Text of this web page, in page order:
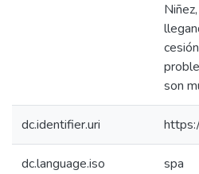
son
dc.identifier.uri
dc.language.iso spa